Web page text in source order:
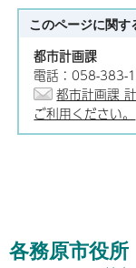
このページに関す
都市計画課
電話：058-383-
都市計画課
ご利用ください。
各務原市役所